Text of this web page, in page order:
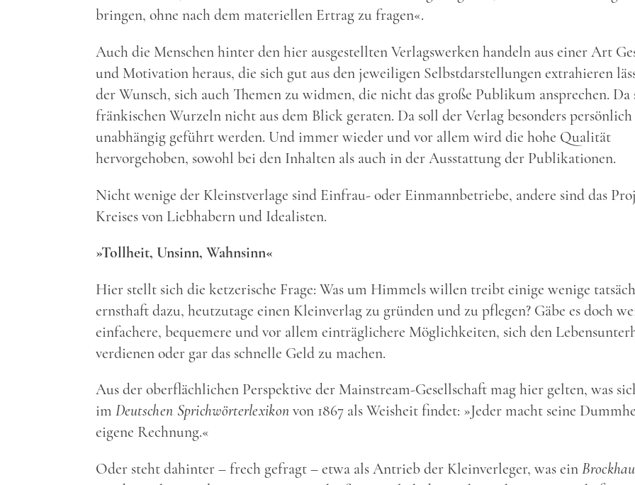
bringen, ohne nach dem materiellen Ertrag zu fragen«.
Auch die Menschen hinter den hier ausgestellten Verlagswerken handeln aus einer Art
und Motivation heraus, die sich gut aus den jeweiligen Selbstdarstellungen extrahieren
der Wunsch, sich auch Themen zu widmen, die nicht das große Publikum ansprechen. Da
fränkischen Wurzeln nicht aus dem Blick geraten. Da soll der Verlag besonders
unabhängig geführt werden. Und immer wieder und vor allem wird die hohe Qualität
hervorgehoben, sowohl bei den Inhalten als auch in der Ausstattung der Publikationen.
Nicht wenige der Kleinstverlage sind Einfrau- oder Einmannbetriebe, andere sind das
Kreises von Liebhabern und Idealisten.
»Tollheit, Unsinn, Wahnsinn«
Hier stellt sich die ketzerische Frage: Was um Himmels willen treibt einige wenige
ernsthaft dazu, heutzutage einen Kleinverlag zu gründen und zu pflegen? Gäbe es doch
einfachere, bequemere und vor allem einträglichere Möglichkeiten, sich den
verdienen oder gar das schnelle Geld zu machen.
Aus der oberflächlichen Perspektive der Mainstream-Gesellschaft mag hier gelten, was
im Deutschen Sprichwörterlexikonvon 1867 als Weisheit findet: »Jeder macht seine
eigene Rechnung.«
Oder steht dahinter – frech gefragt – etwa als Antrieb der Kleinverleger, was ein